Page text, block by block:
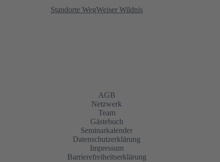
Standorte WegWeiser Wildnis
AGB
Netzwerk
Team
Gästebuch
Seminarkalender
Datenschutzerklärung
Impressum
Barrierefreiheitserklärung